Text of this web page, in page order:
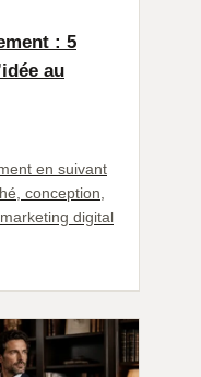
: 5
au
en suivant
conception,
digital